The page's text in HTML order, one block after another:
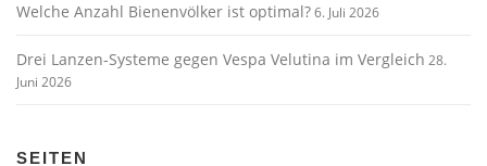
Welche Anzahl Bienenvölker ist optimal?6. Juli 2026
Drei Lanzen-Systeme gegen Vespa Velutina im Vergleich 28.
Juni 2026
SEITEN